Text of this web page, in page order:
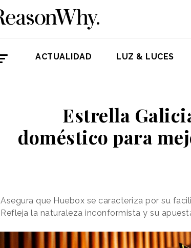
ACTUALIDAD LUZ & LUCES
Estrella
doméstico para
Asegura que Huebox se caracteriza por su
Refleja la naturaleza inconformista y su